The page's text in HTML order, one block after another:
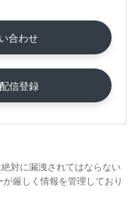
合わせ
信登録
対に漏洩されてはならない
厳しく情報を管理しており